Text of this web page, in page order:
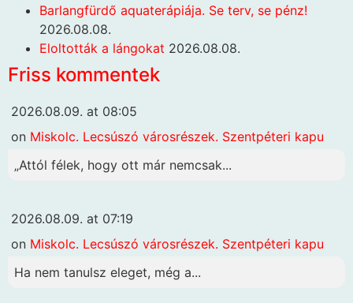
Barlangfürdő aquaterápiája. Se terv, se pénz!
2026.08.08.
Eloltották a lángokat 2026.08.08.
Friss kommentek
2026.08.09. at 08:05
on Miskolc. Lecsúszó városrészek. Szentpéteri kapu
„Attól félek, hogy ott már nemcsak...
2026.08.09. at 07:19
on Miskolc. Lecsúszó városrészek. Szentpéteri kapu
Ha nem tanulsz eleget, még a...